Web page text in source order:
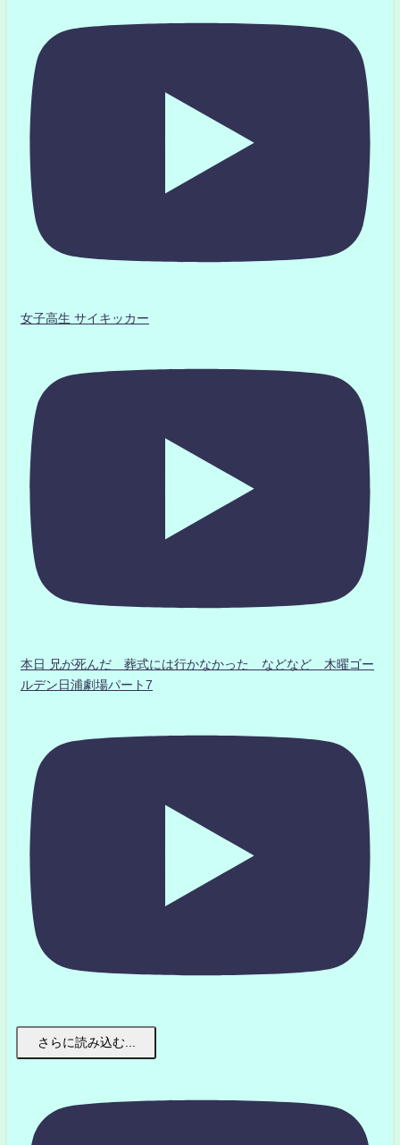
女子高生 サイキッカー
本日 兄が死んだ 葬式には行かなかった などなど 木曜ゴー
ルデン日浦劇場パート7
さらに読み込む...